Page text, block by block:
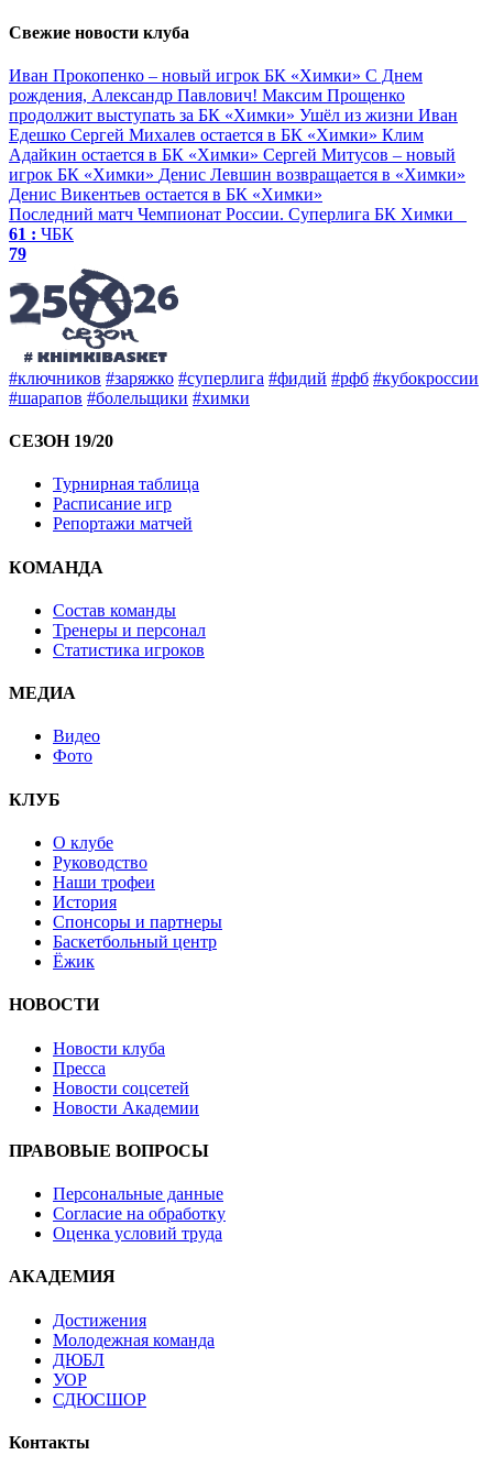
Свежие новости клуба
Иван Прокопенко – новый игрок БК «Химки» С Днем
рождения, Александр Павлович! Максим Прощенко
продолжит выступать за БК «Химки» Ушёл из жизни Иван
Едешко Сергей Михалев остается в БК «Химки» Клим
Адайкин остается в БК «Химки» Сергей Митусов – новый
игрок БК «Химки» Денис Левшин возвращается в «Химки»
Денис Викентьев остается в БК «Химки»
Последний матч Чемпионат России. Суперлига БК Химки
61 : ЧБК
79
#ключников #заряжко #суперлига #фидий #рфб #кубокроссии
#шарапов #болельщики #химки
СЕЗОН 19/20
Турнирная таблица
Расписание игр
Репортажи матчей
КОМАНДА
Состав команды
Тренеры и персонал
Статистика игроков
МЕДИА
Видео
Фото
КЛУБ
О клубе
Руководство
Наши трофеи
История
Спонсоры и партнеры
Баскетбольный центр
Ёжик
НОВОСТИ
Новости клуба
Пресса
Новости соцсетей
Новости Академии
ПРАВОВЫЕ ВОПРОСЫ
Персональные данные
Согласие на обработку
Оценка условий труда
АКАДЕМИЯ
Достижения
Молодежная команда
ДЮБЛ
УОР
СДЮСШОР
Контакты